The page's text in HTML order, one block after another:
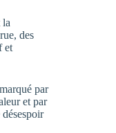
la
des
et
par
et par